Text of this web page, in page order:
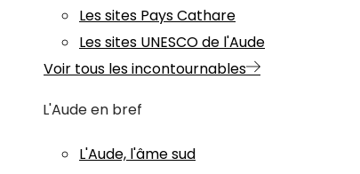
Les sites Pays Cathare
Les sites UNESCO de l'Aude
Voir tous les incontournables
L'Aude en bref
L'Aude, l'âme sud